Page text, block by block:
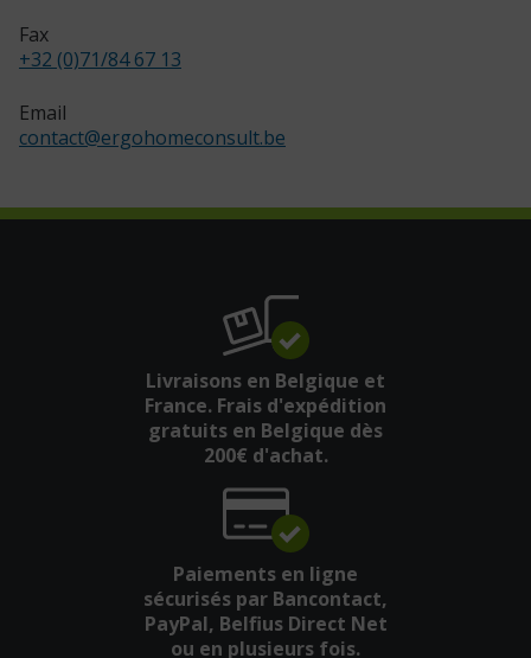
Fax
+32 (0)71/84 67 13
Email
contact@ergohomeconsult.be
Livraisons en Belgique et
France. Frais d'expédition
gratuits en Belgique dès
200€ d'achat.
Paiements en ligne
sécurisés par Bancontact,
PayPal, Belfius Direct Net
ou en plusieurs fois.